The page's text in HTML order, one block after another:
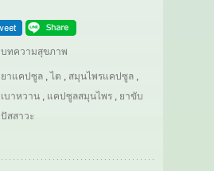
บทความสุขภาพ
ยาแคปซูล, ไต , สมุนไพรแคปซูล,
เบาหวาน, แคปซูลสมุนไพร, ยาขับ
ปัสสาวะ